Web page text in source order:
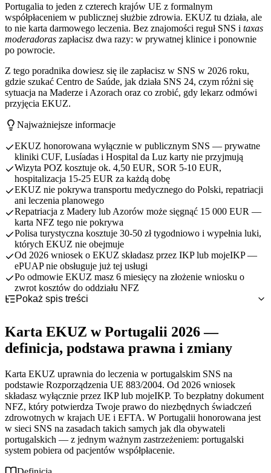
Portugalia to jeden z czterech krajów UE z formalnym
współpłaceniem w publicznej służbie zdrowia. EKUZ tu działa, ale
to nie karta darmowego leczenia. Bez znajomości reguł SNS i taxas
moderadoras zapłacisz dwa razy: w prywatnej klinice i ponownie
po powrocie.
Z tego poradnika dowiesz się ile zapłacisz w SNS w 2026 roku,
gdzie szukać Centro de Saúde, jak działa SNS 24, czym różni się
sytuacja na Maderze i Azorach oraz co zrobić, gdy lekarz odmówi
przyjęcia EKUZ.
Najważniejsze informacje
EKUZ honorowana wyłącznie w publicznym SNS — prywatne
kliniki CUF, Lusíadas i Hospital da Luz karty nie przyjmują
Wizyta POZ kosztuje ok. 4,50 EUR, SOR 5-10 EUR,
hospitalizacja 15-25 EUR za każdą dobę
EKUZ nie pokrywa transportu medycznego do Polski, repatriacji
ani leczenia planowego
Repatriacja z Madery lub Azorów może sięgnąć 15 000 EUR —
karta NFZ tego nie pokrywa
Polisa turystyczna kosztuje 30-50 zł tygodniowo i wypełnia luki,
których EKUZ nie obejmuje
Od 2026 wniosek o EKUZ składasz przez IKP lub mojeIKP —
ePUAP nie obsługuje już tej usługi
Po odmowie EKUZ masz 6 miesięcy na złożenie wniosku o
zwrot kosztów do oddziału NFZ
Pokaż spis treści
System SNS i taxas moderadoras — jak działa publiczna ochrona
zdrowia w Portugalii
Ile zapłacisz w Portugalii mimo EKUZ — taryfa taxas
EKUZ na Maderze i Azorach — specyfika regionów
autonomicznych
Centro de Saúde, SNS 24 i SOR — jak skorzystać z EKUZ krok
po kroku
EKUZ vs prywatna polisa turystyczna do Portugalii — pełne
porównanie 2026
Najczęstsze błędy polskich turystów z EKUZ w Portugalii
Co zrobić, gdy lekarz odmówi przyjęcia EKUZ — procedura
Karta EKUZ w Portugalii 2026 —
definicja, podstawa prawna i zmiany
Karta EKUZ uprawnia do leczenia w portugalskim SNS na
podstawie Rozporządzenia UE 883/2004. Od 2026 wniosek
składasz wyłącznie przez IKP lub mojeIKP. To bezpłatny dokument
NFZ, który potwierdza Twoje prawo do niezbędnych świadczeń
zdrowotnych w krajach UE i EFTA. W Portugalii honorowana jest
w sieci SNS na zasadach takich samych jak dla obywateli
portugalskich — z jednym ważnym zastrzeżeniem: portugalski
system pobiera od pacjentów współpłacenie.